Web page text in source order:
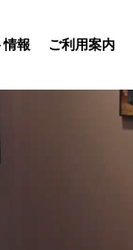
情報 ご利用案内